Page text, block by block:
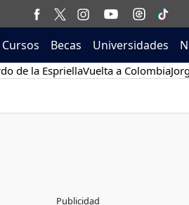
Cursos Becas Universidades
de la EspriellaVuelta a Colombia